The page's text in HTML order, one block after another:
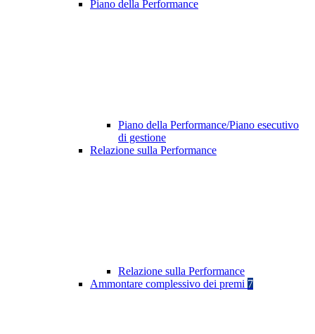
Piano della Performance
Piano della Performance/Piano esecutivo
di gestione
Relazione sulla Performance
Relazione sulla Performance
Ammontare complessivo dei premi 7